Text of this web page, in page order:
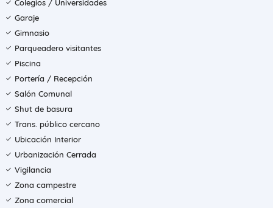
Colegios / Universidades
Garaje
Gimnasio
Parqueadero visitantes
Piscina
Portería / Recepción
Salón Comunal
Shut de basura
Trans. público cercano
Ubicación Interior
Urbanización Cerrada
Vigilancia
Zona campestre
Zona comercial